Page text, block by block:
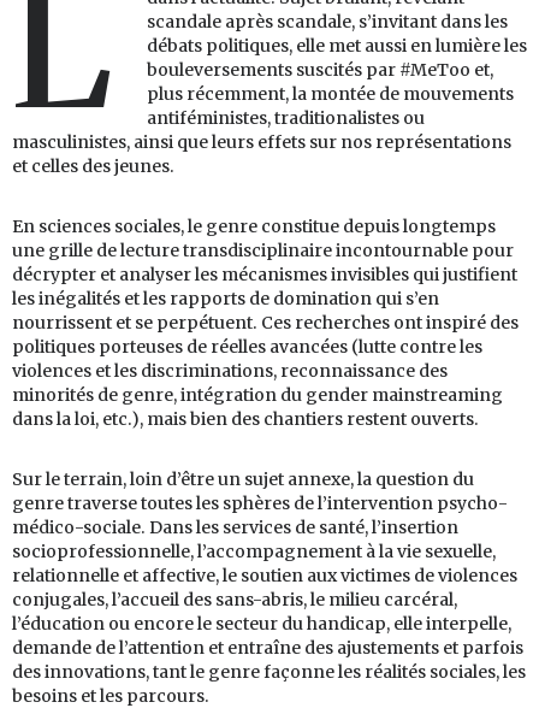
L
scandale après scandale, s’invitant dans les
débats politiques, elle met aussi en lumière les
bouleversements suscités par #MeToo et,
plus récemment, la montée de mouvements
antiféministes, traditionalistes ou
masculinistes, ainsi que leurs effets sur nos représentations
et celles des jeunes.
En sciences sociales, le genre constitue depuis longtemps
une grille de lecture transdisciplinaire incontournable pour
décrypter et analyser les mécanismes invisibles qui justifient
les inégalités et les rapports de domination qui s’en
nourrissent et se perpétuent. Ces recherches ont inspiré des
politiques porteuses de réelles avancées (lutte contre les
violences et les discriminations, reconnaissance des
minorités de genre, intégration du gender mainstreaming
dans la loi, etc.), mais bien des chantiers restent ouverts.
Sur le terrain, loin d’être un sujet annexe, la question du
genre traverse toutes les sphères de l’intervention psycho-
médico-sociale. Dans les services de santé, l’insertion
socioprofessionnelle, l’accompagnement à la vie sexuelle,
relationnelle et affective, le soutien aux victimes de violences
conjugales, l’accueil des sans-abris, le milieu carcéral,
l’éducation ou encore le secteur du handicap, elle interpelle,
demande de l’attention et entraîne des ajustements et parfois
des innovations, tant le genre façonne les réalités sociales, les
besoins et les parcours.